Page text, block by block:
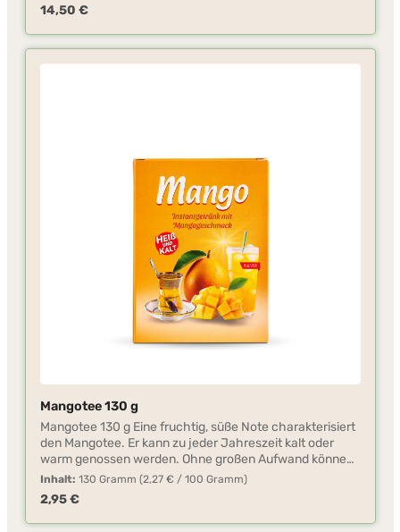
warmem Wasser zubereiten. Das Teepulver ist vielseitig
verwendbar, z.B. für die Herstellung von Fruchtschorlen,
Kuchen, Pudding.
Regulärer Preis:
14,50 €
Mangotee 130 g
Mangotee 130 g Eine fruchtig, süße Note charakterisiert
den Mangotee. Er kann zu jeder Jahreszeit kalt oder
warm genossen werden. Ohne großen Aufwand können
Sie diesen Tee mit kaltem oder warmem Wasser
zubereiten. Das Teepulver ist vielseitig verwendbar, z.B.
für die Herstellung von Fruchtschorlen, Kuchen,
Pudding.
Inhalt: 130 Gramm (2,27 € / 100 Gramm)
Regulärer Preis:
2,95 €